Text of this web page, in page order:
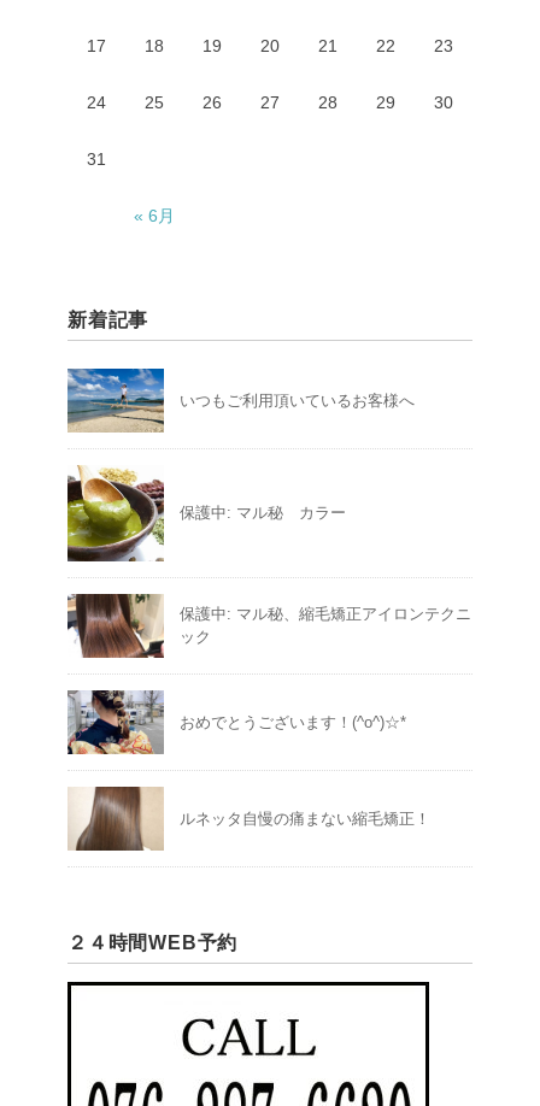
« 6月
17 18 19 20 21 22 23
24 25 26 27 28 29 30
31
新着記事
いつもご利用頂いているお客様へ
保護中: マル秘 カラー
保護中: マル秘、縮毛矯正アイロンテクニ
ック
おめでとうございます！(^o^)☆*
ルネッタ自慢の痛まない縮毛矯正！
２４時間WEB予約